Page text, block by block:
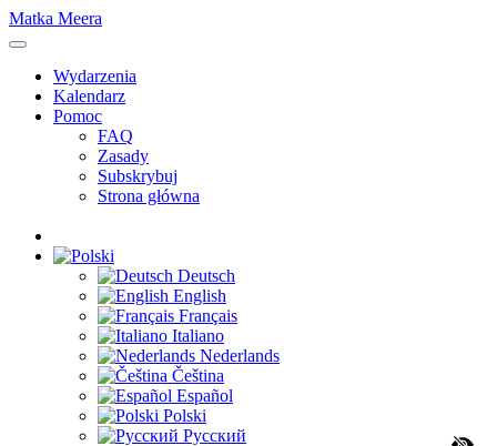
Matka Meera
Wydarzenia
Kalendarz
Pomoc
FAQ
Zasady
Subskrybuj
Strona główna
Deutsch
English
Français
Italiano
Nederlands
Čeština
Español
Polski
Русский